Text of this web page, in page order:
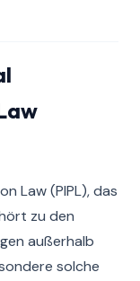
Law (PIPL), das
zu den
außerhalb
solche